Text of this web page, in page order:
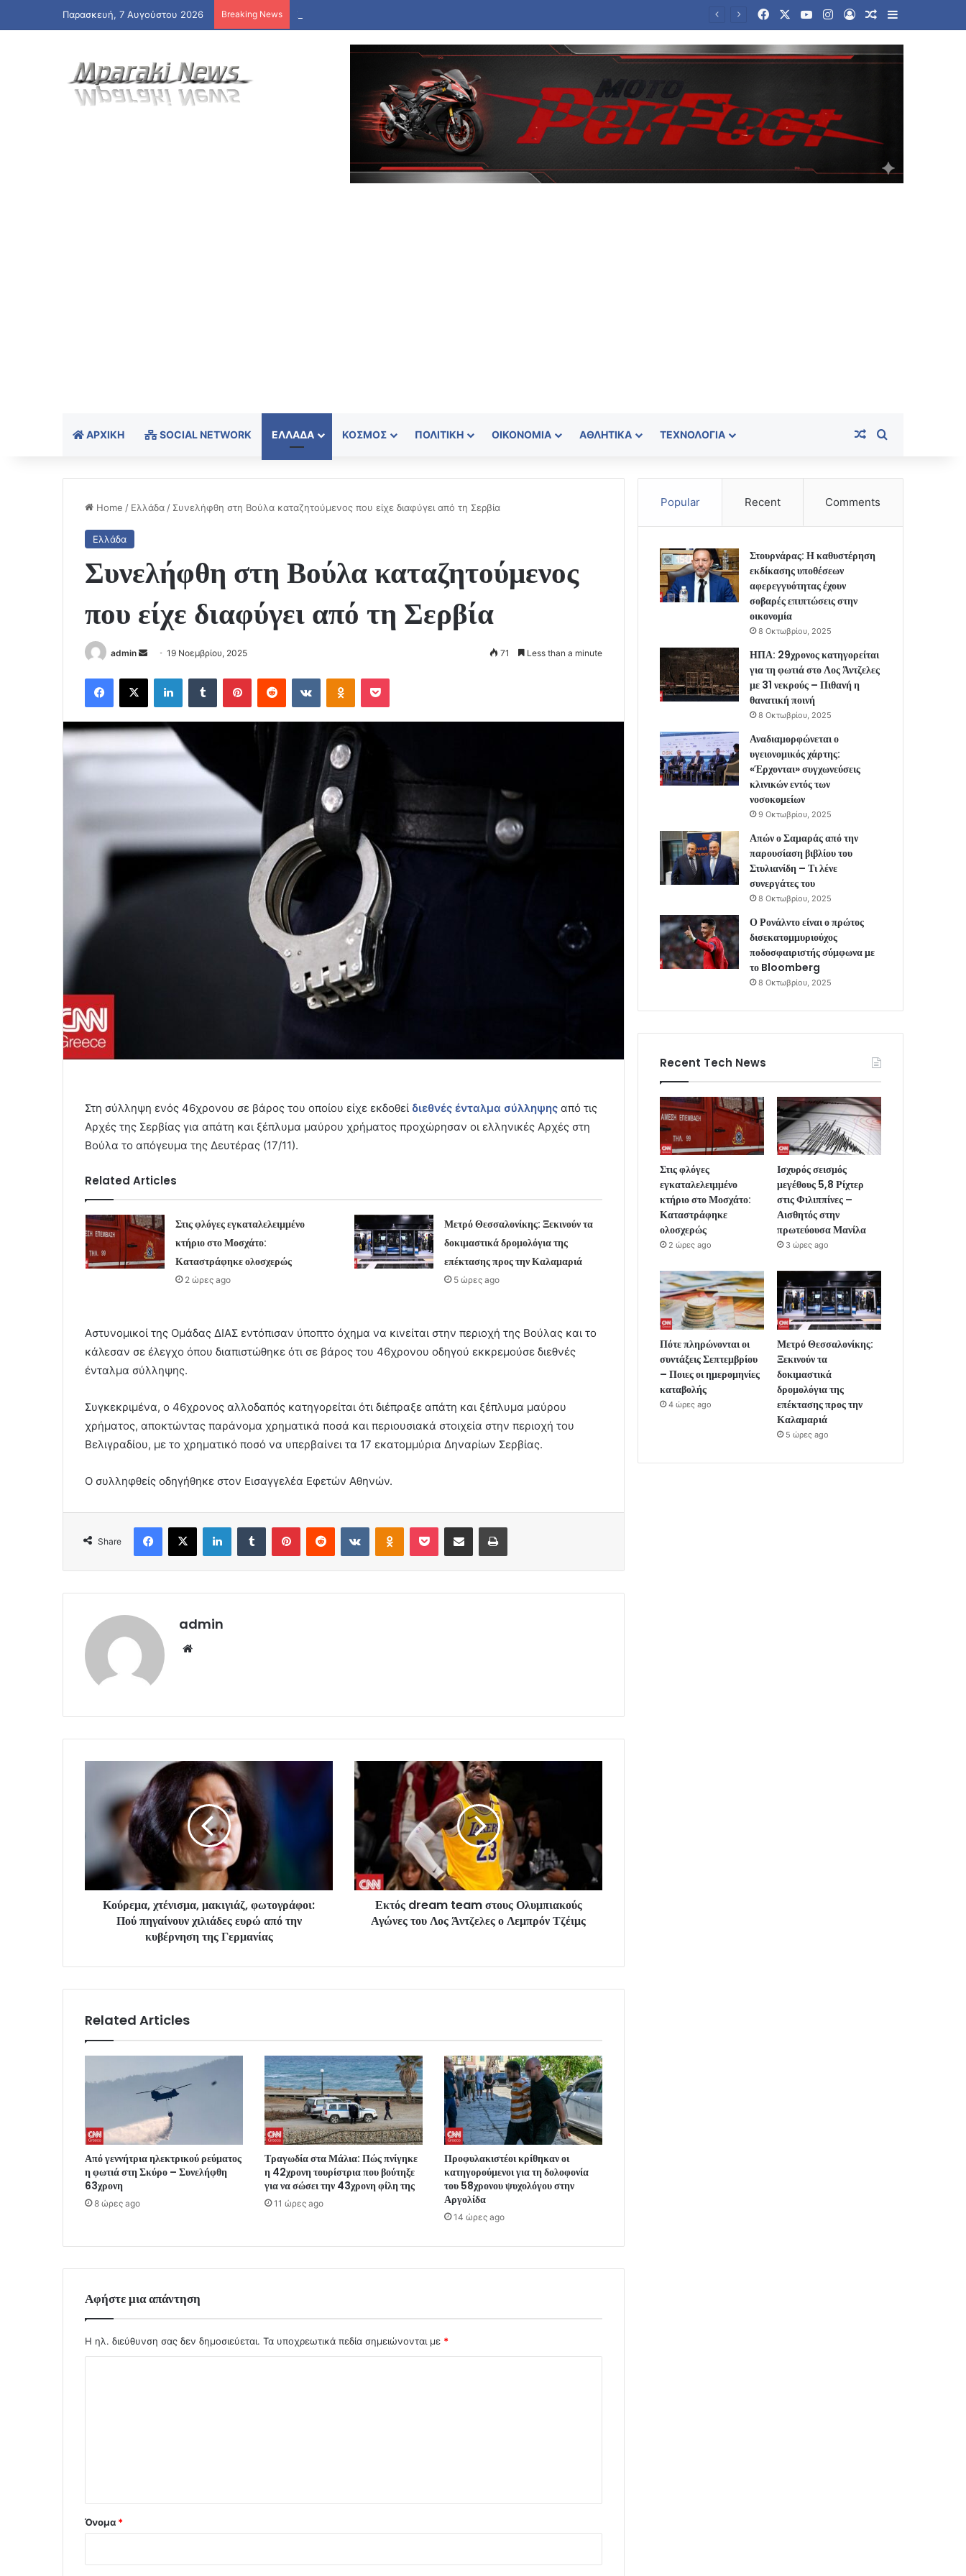
Παρασκευή, 7 Αυγούστου 2026 Breaking News FacebookYouTubeInstagram
Log InRandom Article
Sidebar
ΑΡΧΙΚΉ SOCIAL NETWORK ΕΛΛΆΔΑ ΚΌΣΜΟΣ ΠΟΛΙΤΙΚΉ ΟΙΚΟΝΟΜΊΑ ΑΘΛΗΤΙΚΆ ΤΕΧΝΟΛΟΓΊΑ Random Article
Home / Ελλάδα / Συνελήφθη στη Βούλα καταζητούμενος που είχε διαφύγει από τη Σερβία
Ελλάδα
Συνελήφθη στη Βούλα καταζητούμενος
που είχε διαφύγει από τη Σερβία
admin
Send
email
19 Νοεμβρίου, 2025 71 Less than a minute
Facebook
X LinkedInTumblr PinterestReddit VKontakteOdnoklassniki
Pocket
Στη σύλληψη ενός 46χρονου σε βάρος του οποίου είχε εκδοθεί διεθνές ένταλμα σύλληψης από τις
Αρχές της Σερβίας για απάτη και ξέπλυμα μαύρου χρήματος προχώρησαν οι ελληνικές Αρχές στη
Βούλα το απόγευμα της Δευτέρας (17/11).
Related Articles
Στις φλόγες εγκαταλελειμμένο
κτήριο στο Μοσχάτο:
Καταστράφηκε ολοσχερώς
2 ώρες ago
Μετρό Θεσσαλονίκης: Ξεκινούν τα
δοκιμαστικά δρομολόγια της
επέκτασης προς την Καλαμαριά
5 ώρες ago
Αστυνομικοί της Ομάδας ΔΙΑΣ εντόπισαν ύποπτο όχημα να κινείται στην περιοχή της Βούλας και το
κάλεσαν σε έλεγχο όπου διαπιστώθηκε ότι σε βάρος του 46χρονου οδηγού εκκρεμούσε διεθνές
ένταλμα σύλληψης.
Συγκεκριμένα, ο 46χρονος αλλοδαπός κατηγορείται ότι διέπραξε απάτη και ξέπλυμα μαύρου
χρήματος, αποκτώντας παράνομα χρηματικά ποσά και περιουσιακά στοιχεία στην περιοχή του
Βελιγραδίου, με το χρηματικό ποσό να υπερβαίνει τα 17 εκατομμύρια Δηναρίων Σερβίας.
Ο συλληφθείς οδηγήθηκε στον Εισαγγελέα Εφετών Αθηνών.
Share
Facebook
X LinkedInTumblr PinterestReddit VKontakteOdnoklassniki
Pocket Share via Email Print
admin
Κούρεμα, χτένισμα, μακιγιάζ, φωτογράφοι:
Πού πηγαίνουν χιλιάδες ευρώ από την
κυβέρνηση της Γερμανίας
Εκτός dream team στους Ολυμπιακούς
Αγώνες του Λος Άντζελες ο Λεμπρόν Τζέιμς
Related Articles
Από γεννήτρια ηλεκτρικού ρεύματος
η φωτιά στη Σκύρο – Συνελήφθη
63χρονη
8 ώρες ago
Τραγωδία στα Μάλια: Πώς πνίγηκε
η 42χρονη τουρίστρια που βούτηξε
για να σώσει την 43χρονη φίλη της
11 ώρες ago
Προφυλακιστέοι κρίθηκαν οι
κατηγορούμενοι για τη δολοφονία
του 58χρονου ψυχολόγου στην
Αργολίδα
14 ώρες ago
Αφήστε μια απάντηση
Η ηλ. διεύθυνση σας δεν δημοσιεύεται. Τα υποχρεωτικά πεδία σημειώνονται με *
Όνομα *
Popular Recent Comments
Στουρνάρας: Η καθυστέρηση
εκδίκασης υποθέσεων
αφερεγγυότητας έχουν
σοβαρές επιπτώσεις στην
οικονομία
8 Οκτωβρίου, 2025
ΗΠΑ: 29χρονος κατηγορείται
για τη φωτιά στο Λος Άντζελες
με 31 νεκρούς – Πιθανή η
θανατική ποινή
8 Οκτωβρίου, 2025
Αναδιαμορφώνεται ο
υγειονομικός χάρτης:
«Έρχονται» συγχωνεύσεις
κλινικών εντός των
νοσοκομείων
9 Οκτωβρίου, 2025
Απών ο Σαμαράς από την
παρουσίαση βιβλίου του
Στυλιανίδη – Τι λένε
συνεργάτες του
8 Οκτωβρίου, 2025
Ο Ρονάλντο είναι ο πρώτος
δισεκατομμυριούχος
ποδοσφαιριστής σύμφωνα με
το Bloomberg
8 Οκτωβρίου, 2025
Recent Tech News
Στις φλόγες
εγκαταλελειμμένο
κτήριο στο Μοσχάτο:
Καταστράφηκε
ολοσχερώς
2 ώρες ago
Ισχυρός σεισμός
μεγέθους 5,8 Ρίχτερ
στις Φιλιππίνες –
Αισθητός στην
πρωτεύουσα Μανίλα
3 ώρες ago
Πότε πληρώνονται οι
συντάξεις Σεπτεμβρίου
– Ποιες οι ημερομηνίες
καταβολής
4 ώρες ago
Μετρό Θεσσαλονίκης:
Ξεκινούν τα
δοκιμαστικά
δρομολόγια της
επέκτασης προς την
Καλαμαριά
5 ώρες ago